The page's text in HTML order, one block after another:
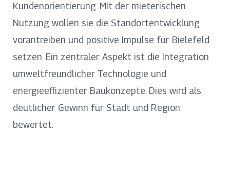
Kundenorientierung. Mit der mieterischen
Nutzung wollen sie die Standortentwicklung
vorantreiben und positive Impulse für Bielefeld
setzen. Ein zentraler Aspekt ist die Integration
umweltfreundlicher Technologie und
energieeffizienter Baukonzepte. Dies wird als
deutlicher Gewinn für Stadt und Region
bewertet.